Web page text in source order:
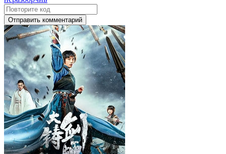
Отправить комментарий